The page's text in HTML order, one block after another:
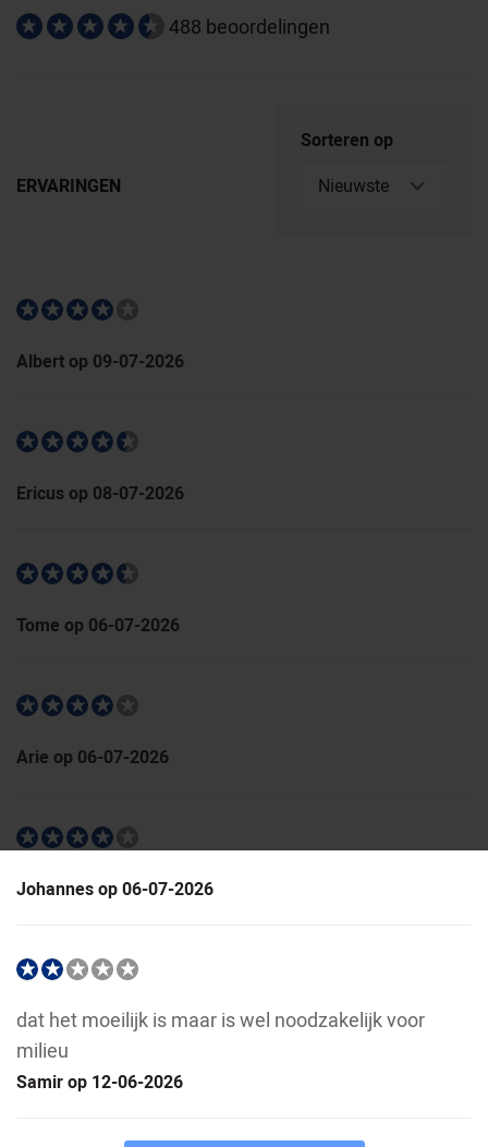
488 beoordelingen
ERVARINGEN
Sorteren op
Albert op 09-07-2026
Ericus op 08-07-2026
Tome op 06-07-2026
Arie op 06-07-2026
Johannes op 06-07-2026
dat het moeilijk is maar is wel noodzakelijk voor
milieu
Samir op 12-06-2026